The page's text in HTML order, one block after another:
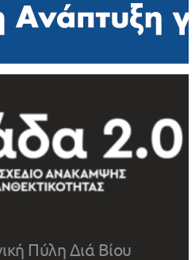
Πύλη Διά Βίου